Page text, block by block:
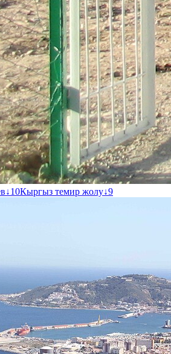
↓10Кыргыз темир жолу↓9